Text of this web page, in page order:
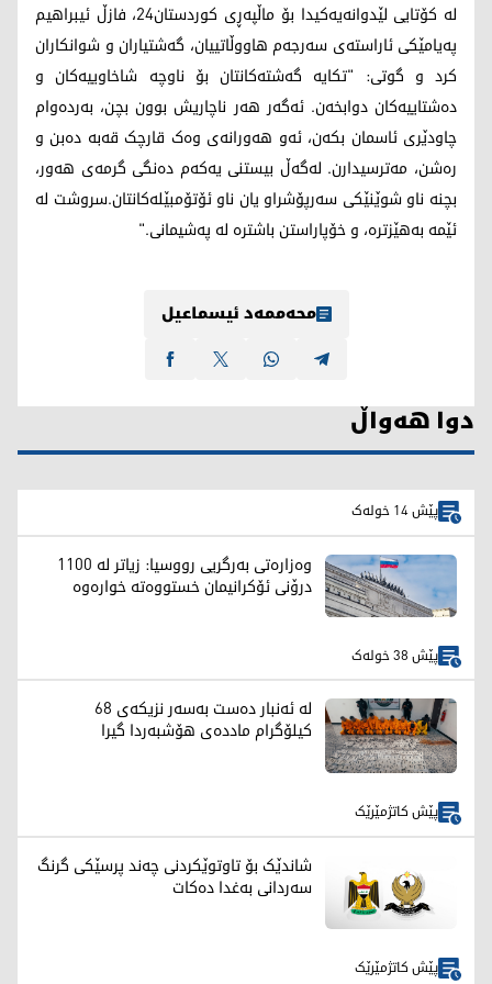
لە کۆتایی لێدوانەیەکیدا بۆ ماڵپەڕی کوردستان24، فازڵ ئیبراهیم
پەیامێکی ئاراستەی سەرجەم هاووڵاتییان، گەشتیاران و شوانکاران
کرد و گوتی: "تکایە گەشتەکانتان بۆ ناوچە شاخاوییەکان و
دەشتاییەکان دوابخەن. ئەگەر هەر ناچاریش بوون بچن، بەردەوام
چاودێری ئاسمان بکەن، ئەو هەورانەی وەک قارچک قەبە دەبن و
رەشن، مەترسیدارن. لەگەڵ بیستنی یەکەم دەنگی گرمەی هەور،
بچنە ناو شوێنێکی سەرپۆشراو یان ناو ئۆتۆمبێلەکانتان.سروشت لە
ئێمە بەهێزترە، و خۆپاراستن باشترە لە پەشیمانی."
محەممەد ئیسماعیل
دوا هەواڵ
پێش 14 خولەک
وەزارەتی بەرگریی رووسیا: زیاتر لە 1100
درۆنی ئۆکرانیمان خستووەتە خوارەوە
پێش 38 خولەک
لە ئەنبار دەست بەسەر نزیکەی 68
کیلۆگرام ماددەی هۆشبەردا گیرا
پێش کاتژمێرێک
شاندێک بۆ تاوتوێکردنی چەند پرسێکی گرنگ
سەردانی بەغدا دەکات
پێش کاتژمێرێک